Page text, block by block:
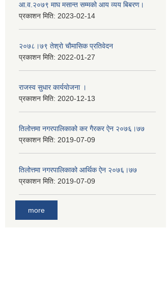
आ.व.२०७९ माघ मसान्त सम्मको आय व्यय बिबरण।
प्रकाशन मिति: 2023-02-14
२०७८।७९ तेश्राे चाैमासिक प्रतिवेदन
प्रकाशन मिति: 2022-01-27
राजस्व सुधार कार्ययाेजना ।
प्रकाशन मिति: 2020-12-13
तिलोत्तमा नगरपालिकाको कर गैरकर ऐन २०७६।७७
प्रकाशन मिति: 2019-07-09
तिलोत्तमा नगरपालिकाको आर्थिक ऐन २०७६।७७
प्रकाशन मिति: 2019-07-09
more